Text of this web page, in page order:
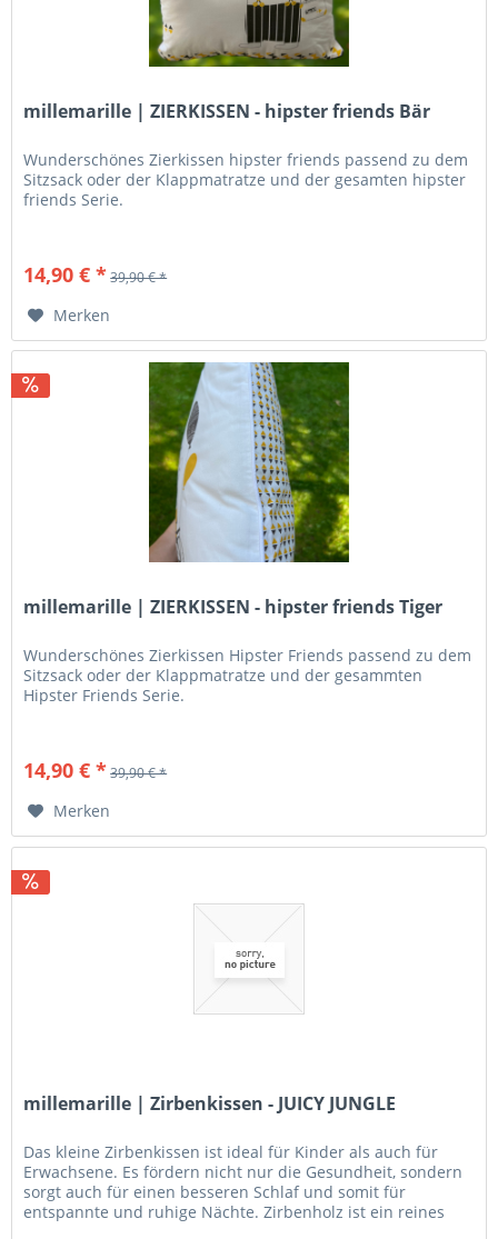
millemarille | ZIERKISSEN - hipster friends Bär
Wunderschönes Zierkissen hipster friends passend zu dem
Sitzsack oder der Klappmatratze und der gesamten hipster
friends Serie.
14,90 € *39,90 € *
Merken
millemarille | ZIERKISSEN - hipster friends Tiger
Wunderschönes Zierkissen Hipster Friends passend zu dem
Sitzsack oder der Klappmatratze und der gesammten
Hipster Friends Serie.
14,90 € *39,90 € *
Merken
millemarille | Zirbenkissen - JUICY JUNGLE
Das kleine Zirbenkissen ist ideal für Kinder als auch für
Erwachsene. Es fördern nicht nur die Gesundheit, sondern
sorgt auch für einen besseren Schlaf und somit für
entspannte und ruhige Nächte. Zirbenholz ist ein reines